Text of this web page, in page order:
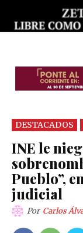
DESTACADOS
INE le
Pueblo”,
judicial
Por Carlos